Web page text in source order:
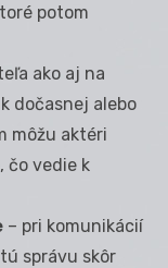
potom
ako aj na
dočasnej alebo
môžu aktéri
vedie k
– pri komunikácií
správu skôr